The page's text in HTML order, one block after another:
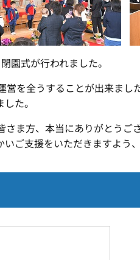
園式が行われました。
を全うすることが出来ま
た。
ま方、本当にありがとう
ご支援をいただきますよう